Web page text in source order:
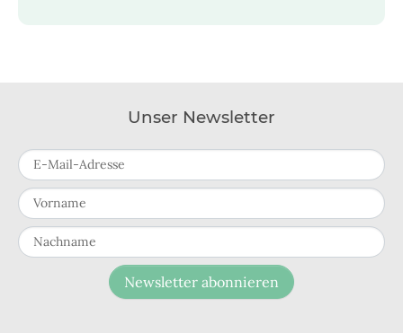
Unser Newsletter
Newsletter abonnieren